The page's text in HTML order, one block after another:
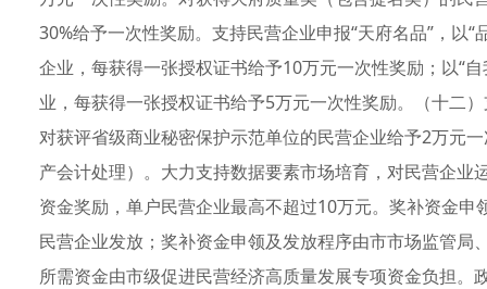
30%给予一次性奖励。支持民营企业申报“天府名品”，以
企业，每获得一张授权证书给予10万元一次性奖励；以“
业，每获得一张授权证书给予5万元一次性奖励。（十二
对获评省级商业秘密保护示范单位的民营企业给予2万元
产会计处理）。大力支持数据要素市场培育，对民营企
资金奖励，单户民营企业最高不超过10万元。奖补资金申
民营企业发放；奖补资金申领及发放程序由市市场监管
所需资金由市级促进民营经济高质量发展专项资金负担